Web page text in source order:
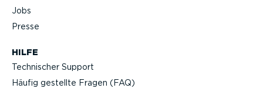
HILFE
Technischer Support
Häufig gestellte Fragen (FAQ)
Jobs
Presse